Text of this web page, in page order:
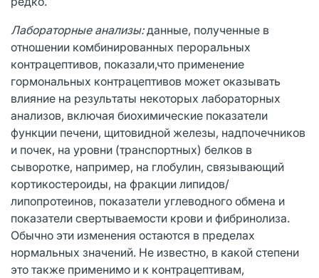
Лабораторные анализы:данные, полученные в
отношении комбинированных пероральных
контрацептивов, показали,что применение
гормональных контрацептивов может оказывать
влияние на результаты некоторых лабораторных
анализов, включая биохимические показатели
функции печени, щитовидной железы, надпочечников
и почек, на уровни (транспортных) белков в
сыворотке, например, на глобулин, связывающий
кортикостероиды, на фракции липидов/
липопротеинов, показатели углеводного обмена и
показатели свертываемости крови и фибринолиза.
Обычно эти изменения остаются в пределах
нормальных значений. Не известно, в какой степени
это также применимо и к контрацептивам,